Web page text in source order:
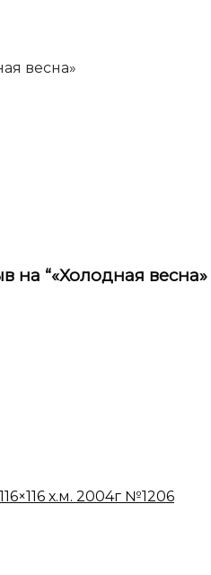
весна»
на “«Холодная
х.м. 2004г №1206